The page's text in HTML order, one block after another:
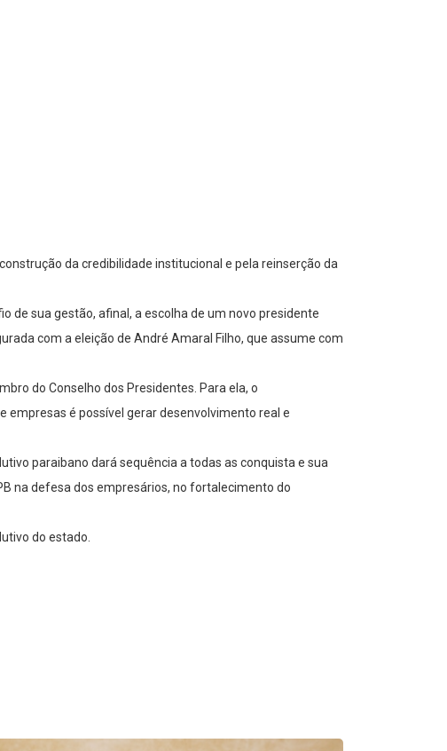
da credibilidade institucional e pela reinserção da
de sua gestão, afinal, a escolha de um novo presidente
com a eleição de André Amaral Filho, que assume com
do Conselho dos Presidentes. Para ela, o
é possível gerar desenvolvimento real e
paraibano dará sequência a todas as conquista e sua
na defesa dos empresários, no fortalecimento do
do estado.